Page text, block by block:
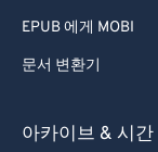
EPUB 에게 MOBI
문서 변환기
아카이브 & 시간